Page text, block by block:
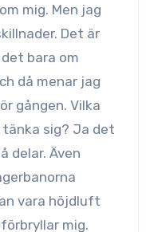
mig. Men jag
Det är
bara om
då menar jag
gången. Vilka
sig? Ja det
delar. Även
vara höjdluft
mig.